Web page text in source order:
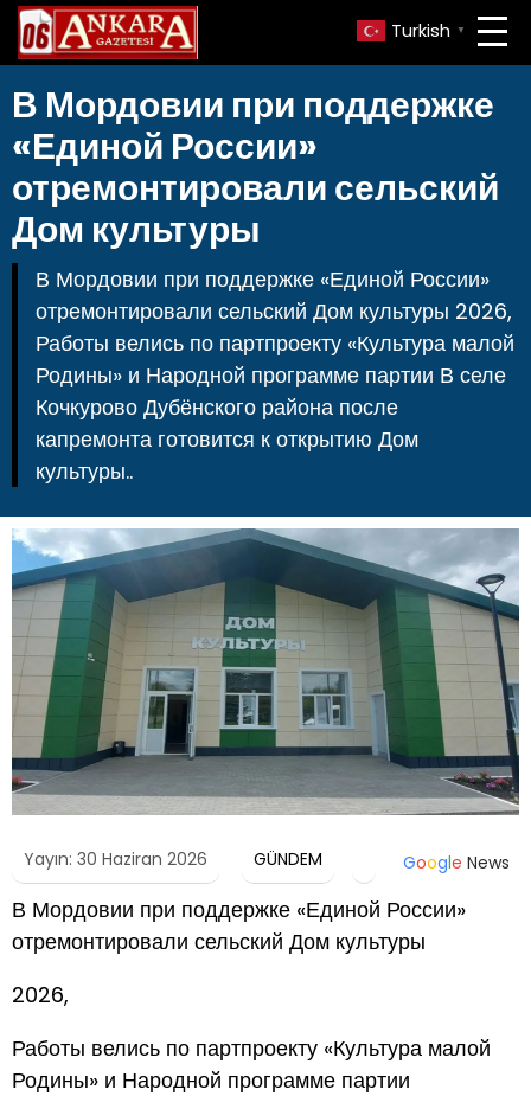
Turkish ▼
В Мордовии при поддержке
«Единой России»
отремонтировали сельский
Дом культуры
В Мордовии при поддержке «Единой России»
отремонтировали сельский Дом культуры 2026,
Работы велись по партпроекту «Культура малой
Родины» и Народной программе партии В селе
Кочкурово Дубёнского района после
капремонта готовится к открытию Дом
культуры..
Yayın: 30 Haziran 2026 GÜNDEM Google News
В Мордовии при поддержке «Единой России»
отремонтировали сельский Дом культуры
2026,
Работы велись по партпроекту «Культура малой
Родины» и Народной программе партии